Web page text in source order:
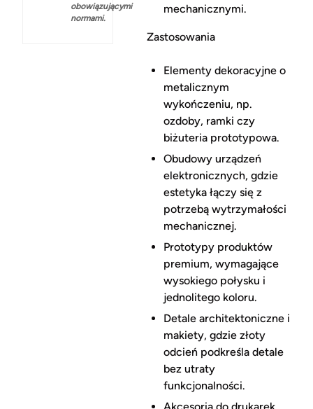
obowiązującymi
normami.
mechanicznymi.
Zastosowania
Elementy dekoracyjne o
metalicznym
wykończeniu, np.
ozdoby, ramki czy
biżuteria prototypowa.
Obudowy urządzeń
elektronicznych, gdzie
estetyka łączy się z
potrzebą wytrzymałości
mechanicznej.
Prototypy produktów
premium, wymagające
wysokiego połysku i
jednolitego koloru.
Detale architektoniczne i
makiety, gdzie złoty
odcień podkreśla detale
bez utraty
funkcjonalności.